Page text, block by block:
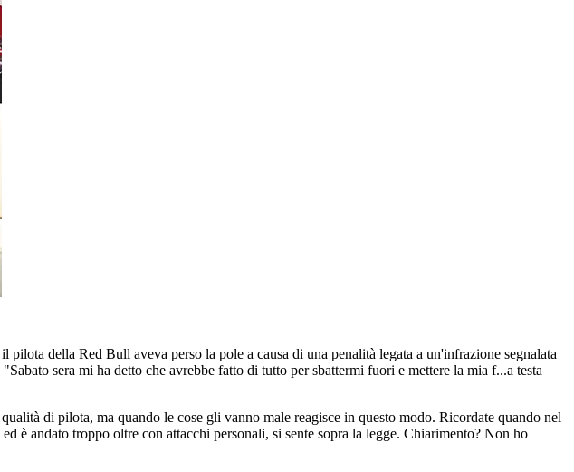
pilota della Red Bull aveva perso la pole a causa di una penalità legata a un'infrazione segnalata
sera mi ha detto che avrebbe fatto di tutto per sbattermi fuori e mettere la mia f...a testa
di pilota, ma quando le cose gli vanno male reagisce in questo modo. Ricordate quando nel
è andato troppo oltre con attacchi personali, si sente sopra la legge. Chiarimento? Non ho